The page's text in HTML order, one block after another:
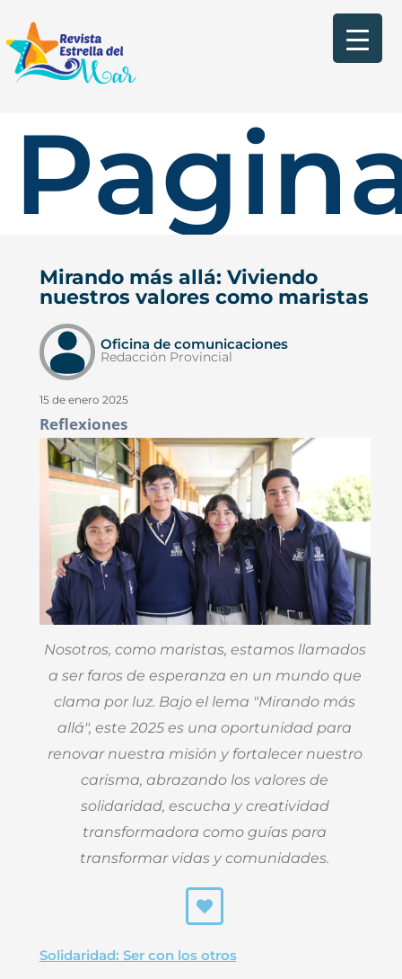
Mirando más allá: Viviendo
nuestros valores como maristas
Oficina de comunicaciones
Redacción Provincial
15 de enero 2025
Reflexiones
Nosotros, como maristas, estamos llamados
a ser faros de esperanza en un mundo que
clama por luz. Bajo el lema "Mirando más
allá", este 2025 es una oportunidad para
renovar nuestra misión y fortalecer nuestro
carisma, abrazando los valores de
solidaridad, escucha y creatividad
transformadora como guías para
transformar vidas y comunidades.
Solidaridad: Ser con los otros